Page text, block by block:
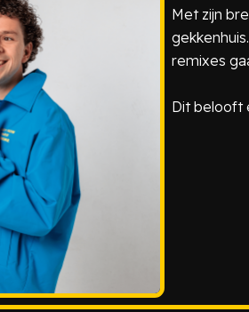
Met zijn
remixes
Dit belooft